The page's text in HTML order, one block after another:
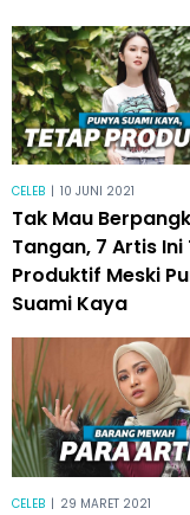
CELEB | 10 JUNI 2021
Tak Mau
Tangan, 7 Artis
Produktif Meski
Suami Kaya
CELEB | 29 MARET 2021